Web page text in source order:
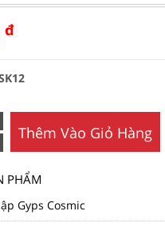
đ
Thêm Vào Giỏ Hàng
PHẨM
Gyps Cosmic